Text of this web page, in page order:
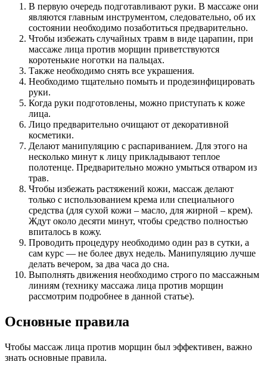
В первую очередь подготавливают руки. В массаже они
являются главным инструментом, следовательно, об их
состоянии необходимо позаботиться предварительно.
Чтобы избежать случайных травм в виде царапин, при
массаже лица против морщин приветствуются
коротенькие ноготки на пальцах.
Также необходимо снять все украшения.
Необходимо тщательно помыть и продезинфицировать
руки.
Когда руки подготовлены, можно приступать к коже
лица.
Лицо предварительно очищают от декоративной
косметики.
Делают манипуляцию с распариванием. Для этого на
несколько минут к лицу прикладывают теплое
полотенце. Предварительно можно умыться отваром из
трав.
Чтобы избежать растяжений кожи, массаж делают
только с использованием крема или специального
средства (для сухой кожи – масло, для жирной – крем).
Ждут около десяти минут, чтобы средство полностью
впиталось в кожу.
Проводить процедуру необходимо один раз в сутки, а
сам курс — не более двух недель. Манипуляцию лучше
делать вечером, за два часа до сна.
Выполнять движения необходимо строго по массажным
линиям (технику массажа лица против морщин
рассмотрим подробнее в данной статье).
Основные правила
Чтобы массаж лица против морщин был эффективен, важно
знать основные правила.